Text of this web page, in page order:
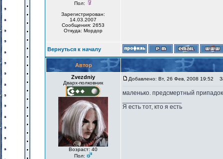
Пол:
Зарегистрирован:
14.03.2007
Сообщения: 2653
Откуда: Мордор
Вернуться к началу
Автор
Zvezdniy
Дварх-полковник
Возраст: 40
Пол:
Добавлено: Вт, 26 Фев, 2008 19:52
маленько. предсмертный
Я есть тот, кто я есть